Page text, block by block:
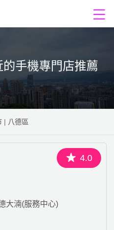
手機專門店推薦
| 八德區
4.0